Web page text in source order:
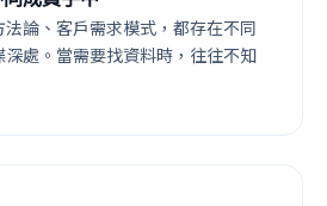
論、客戶需求模式，都存在不同
處。當需要找資料時，往往不知